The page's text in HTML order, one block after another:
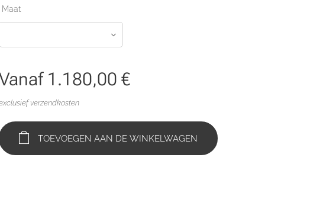
Maat
1.180,00 €
verzendkosten
TOEVOEGEN AAN DE WINKELWAGEN